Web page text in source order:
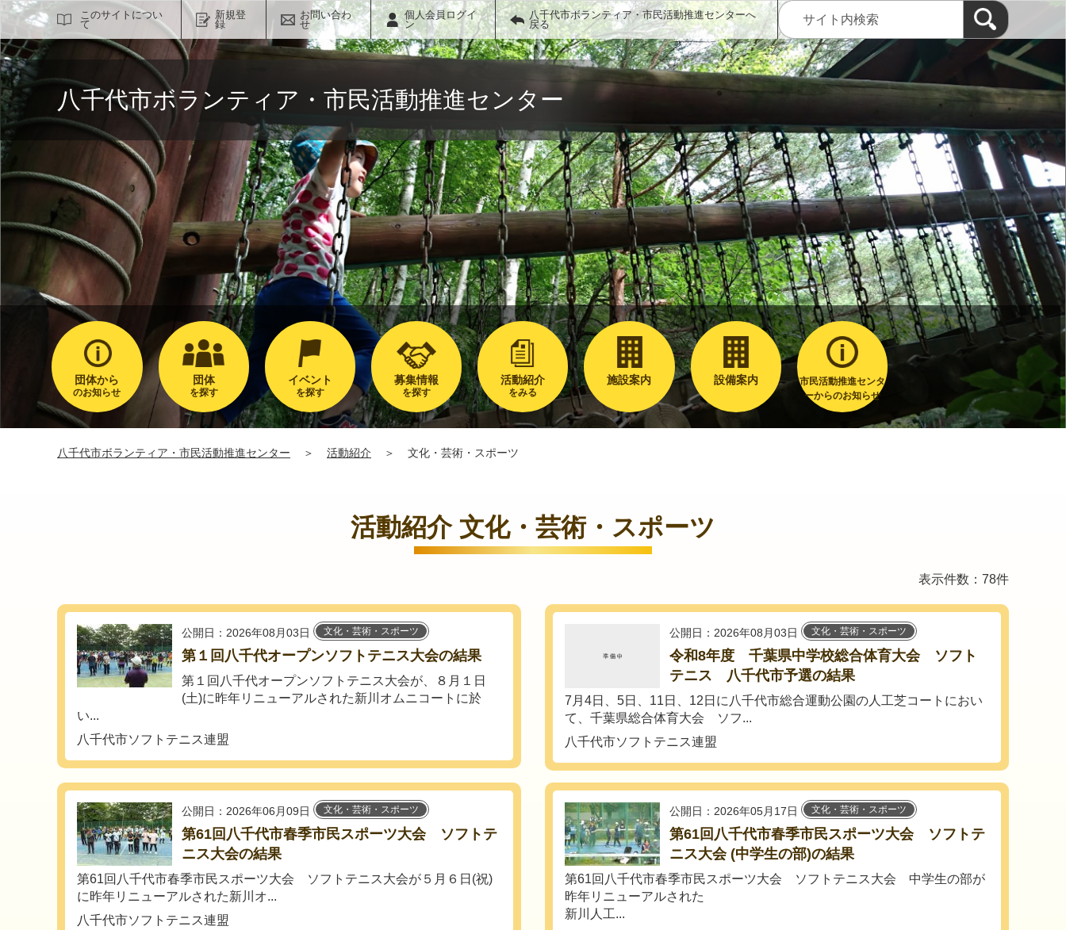
このサイトについ
て
新規登
録
お問い合わ
せ
個人会員ログイ
ン
八千代市ボランティア・市民活動推進センターへ
戻る
サイト内検索
八千代市ボランティア・市民活動推進センター
団体から
のお知らせ
団体
を探す
イベント
を探す
募集情報
を探す
活動紹介
をみる
施設案内 設備案内
市民活動推進センタ
ーからのお知らせ
八千代市ボランティア・市民活動推進センター ＞ 活動紹介 ＞ 文化・芸術・スポーツ
活動紹介 文化・芸術・スポーツ
表示件数：78件
公開日：2026年08月03日 文化・芸術・スポーツ
第１回八千代オープンソフトテニス大会の結果
第１回八千代オープンソフトテニス大会が、８月１日
(土)に昨年リニューアルされた新川オムニコートに於
い...
八千代市ソフトテニス連盟
公開日：2026年08月03日 文化・芸術・スポーツ
令和8年度 千葉県中学校総合体育大会 ソフト
テニス 八千代市予選の結果
7月4日、5日、11日、12日に八千代市総合運動公園の人工芝コートにおい
て、千葉県総合体育大会 ソフ...
八千代市ソフトテニス連盟
公開日：2026年06月09日 文化・芸術・スポーツ
第61回八千代市春季市民スポーツ大会 ソフトテ
ニス大会の結果
第61回八千代市春季市民スポーツ大会 ソフトテニス大会が５月６日(祝)
に昨年リニューアルされた新川オ...
八千代市ソフトテニス連盟
公開日：2026年05月17日 文化・芸術・スポーツ
第61回八千代市春季市民スポーツ大会 ソフトテ
ニス大会 (中学生の部)の結果
第61回八千代市春季市民スポーツ大会 ソフトテニス大会 中学生の部が
昨年リニューアルされた
新川人工...